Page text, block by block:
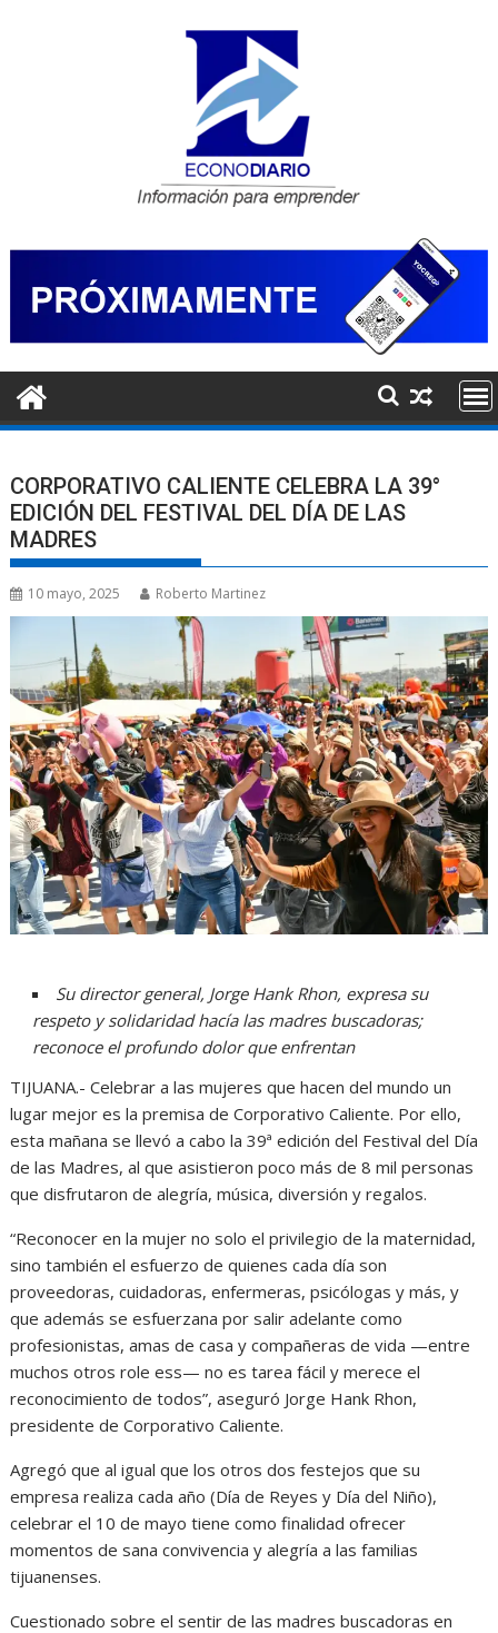
CORPORATIVO CALIENTE CELEBRA LA 39°
EDICIÓN DEL FESTIVAL DEL DÍA DE LAS
MADRES
10 mayo, 2025 Roberto Martinez
Su director general, Jorge Hank Rhon, expresa su
respeto y solidaridad hacía las madres buscadoras;
reconoce el profundo dolor que enfrentan
TIJUANA.- Celebrar a las mujeres que hacen del mundo un
lugar mejor es la premisa de Corporativo Caliente. Por ello,
esta mañana se llevó a cabo la 39ª edición del Festival del Día
de las Madres, al que asistieron poco más de 8 mil personas
que disfrutaron de alegría, música, diversión y regalos.
“Reconocer en la mujer no solo el privilegio de la maternidad,
sino también el esfuerzo de quienes cada día son
proveedoras, cuidadoras, enfermeras, psicólogas y más, y
que además se esfuerzana por salir adelante como
profesionistas, amas de casa y compañeras de vida —entre
muchos otros role ess— no es tarea fácil y merece el
reconocimiento de todos”, aseguró Jorge Hank Rhon,
presidente de Corporativo Caliente.
Agregó que al igual que los otros dos festejos que su
empresa realiza cada año (Día de Reyes y Día del Niño),
celebrar el 10 de mayo tiene como finalidad ofrecer
momentos de sana convivencia y alegría a las familias
tijuanenses.
Cuestionado sobre el sentir de las madres buscadoras en